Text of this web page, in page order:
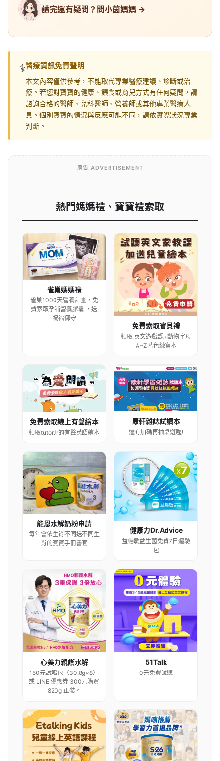
讀完還有疑問？問小茵媽媽 →
⚕️醫療資訊免責聲明
本文內容僅供參考，不能取代專業醫療建議、診斷或治
療。若您對寶寶的健康、餵食或育兒方式有任何疑問，請
諮詢合格的醫師、兒科醫師、營養師或其他專業醫療人
員。個別寶寶的情況與反應可能不同，請依實際狀況專業
判斷。
廣告 ADVERTISEMENT
熱門媽媽禮、寶寶禮索取
雀巢媽媽禮
雀巢1000天營養計畫，免
費索取孕哺營養膠囊 ，送
祝福御守
免費索取寶貝禮
領取 英文遊戲課+動物字母
A~Z著色練寫本
免費索取線上有聲繪本
領取tutorJr的有聲英語繪本
康軒雜誌試讀本
還有加碼再抽桌遊喔!
能恩水解奶粉申請
每年會依生肖不同送不同生
肖的寶寶手冊書套
健康力Dr.Advice
益暢敏益生菌免費7日體驗
包
心美力親護水解
150元試喝包（30.8g×8）
或 LINE 優惠券 300元購買
820g 正裝。
51Talk
0元免費試聽